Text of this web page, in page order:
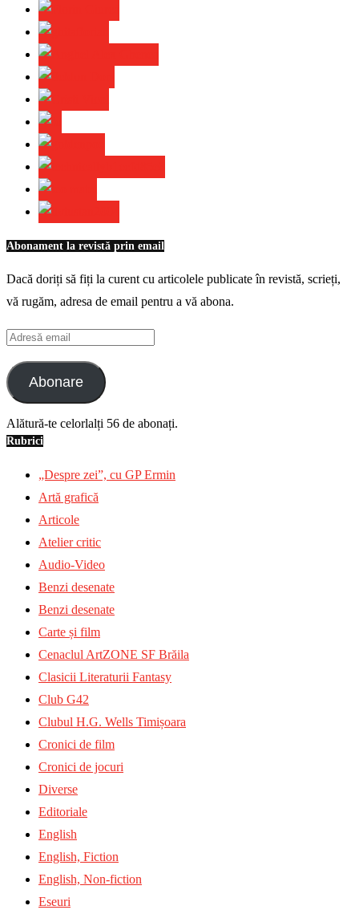
Abonament la revistă prin email
Dacă doriți să fiți la curent cu articolele publicate în revistă, scrieți,
vă rugăm, adresa de email pentru a vă abona.
Adresă
email
Abonare
Alătură-te celorlalți 56 de abonați.
Rubrici
„Despre zei”, cu GP Ermin
Artă grafică
Articole
Atelier critic
Audio-Video
Benzi desenate
Benzi desenate
Carte și film
Cenaclul ArtZONE SF Brăila
Clasicii Literaturii Fantasy
Club G42
Clubul H.G. Wells Timișoara
Cronici de film
Cronici de jocuri
Diverse
Editoriale
English
English, Fiction
English, Non-fiction
Eseuri